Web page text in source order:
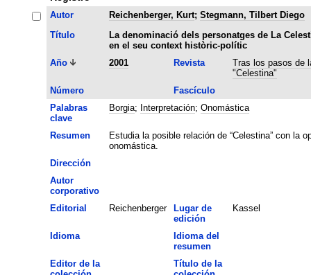
Autor Reichenberger, Kurt; Stegmann, Tilbert Diego
Título
La denominació dels personatges de La
en el seu context històric-polític
Año
2001 Revista
Tras los pasos de
"Celestina"
Número
Fascículo
Palabras
clave
Borgia; Interpretación; Onomástica
Resumen
Estudia la posible relación de “Celestina” con la
onomástica.
Dirección
Autor
corporativo
Editorial
Reichenberger
Lugar de
edición
Kassel
Idioma
Idioma del
resumen
Editor de la
Título de la